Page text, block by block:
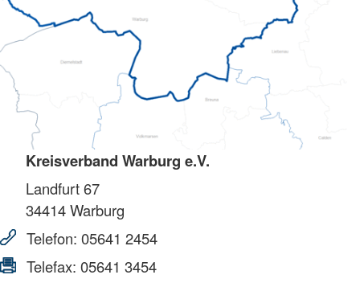
Kreisverband Warburg e.V.
Landfurt 67
34414Warburg
Telefon: 05641 2454
Telefax: 05641 3454